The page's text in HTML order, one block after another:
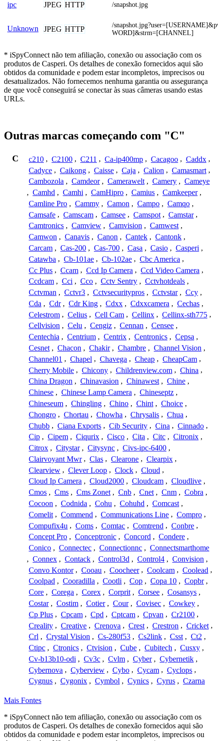
ipc JPEG HTTP /snapshot.jpg
Unknown JPEG HTTP
/
WORD]&strm=[CHANNEL]
* iSpyConnect não tem afiliação, conexão ou associação com os
produtos de Casperi. Os detalhes de conexão fornecidos aqui são
obtidos da comunidade e podem estar incompletos, imprecisos ou
desatualizados. Não fornecemos nenhuma garantia ou assegurança
de que você conseguirá se conectar às suas câmeras usando estas
URLs.
Outras marcas começando com "C"
C c210 , C2100 , C211 , Ca-ip400mp , Cacagoo , Caddx ,
Cadyce , Caikong , Caisse , Caja , Calion , Camasmart ,
Cambozola , Camdeor , Camerawelt , Camery , Cameye
, Camhd , Camhi , CamHipro , Camius , Camkeeper ,
Camline Pro , Cammy , Camon , Campo , Camqo ,
Camsafe , Camscam , Camsee , Camspot , Camstar ,
Camtronics , Camview , Camvision , Camwest ,
Camwon , Canavis , Canon , Cantek , Cantonk ,
Carcam , Cas-200 , Cas-700 , Casa , Casio , Casperi ,
Catawba , Cb-101ae , Cb-102ae , Cbc America ,
Cc Plus , Ccam , Ccd Ip Camera , Ccd Video Camera ,
Ccdcam , Cci , Cco , Cctv Sentry , Cctvhotdeals ,
Cctvman , Cctvr3 , Cctvsecuritypros , Cctvstar , Ccy ,
Cda , Cdr , Cdr King , Cdxx , Cdxxcamera , Cechas ,
Celestrom , Celius , Cell Cam , Cellinx , Cellinx-sth775 ,
Cellvision , Celu , Cengiz , Cennan , Censee ,
Centechia , Centrium , Centrix , Centronics , Cepsa ,
Cesnet , Chacon , Chakir , Chambre , Channel Vision ,
Channel01 , Chapel , Chavega , Cheap , CheapCam ,
Cherry Mobile , Chicony , Childrenview.com , China ,
China Dragon , Chinavasion , Chinawest , Chine ,
Chinese , Chinese Lamp Camera , Chineseptz ,
Chineseum , Chingling , Chino , Chint , Choice ,
Chongro , Chortau , Chowha , Chrysalis , Chua ,
Chubb , Ciana Exports , Cib Security , Cina , Cinnado ,
Cip , Cipem , Ciqurix , Cisco , Cita , Citc , Citronix ,
Citrox , Citystar , Citysync , Civs-ipc-6400 ,
Clairvoyant Mwr , Clas , Clearone , Clearpix ,
Clearview , Clever Loop , Clock , Cloud ,
Cloud Ip Camera , Cloud2000 , Cloudcam , Cloudlive ,
Cmos , Cms , Cms Zonet , Cnb , Cnet , Cnm , Cobra ,
Cocoon , Codnida , Cohu , Cohuhd , Comcast ,
Comelit , Commend , Communications Line , Compro ,
Compufix4u , Coms , Comtac , Comtrend , Conbre ,
Concept Pro , Conceptronic , Concord , Condere ,
Conico , Connectec , Connectionnc , Connectsmarthome
, Connex , Contack , Control3d , Control4 , Convision ,
Convo Kontor , Cooau , Coocheer , Coolcam , Coolead ,
Coolpad , Cooradilla , Cootli , Cop , Copa 10 , Copbr ,
Core , Corega , Corex , Corprit , Corsee , Cosansys ,
Costar , Costim , Cotier , Cour , Covisec , Cowkey ,
Cp Plus , Cpcam , Cpd , Cptcam , Cpvan , Cr2100 ,
Creality , Creative , Crenova , Crest , Crestron , Cricket ,
Crl , Crystal Vision , Cs-280f53 , Cs2link , Csst , Ct2 ,
Ctipc , Ctronics , Ctvision , Cube , Cubitech , Cusxy ,
Cv-b13b10-odi , Cv3c , Cvlm , Cyber , Cybernetik ,
Cybernova , Cyberview , Cybo , Cycam , Cyclops ,
Cygnus , Cygonix , Cymbol , Cynics , Cyrus , Czarna
Mais Fontes
* iSpyConnect não tem afiliação, conexão ou associação com os
produtos de Casperi. Os detalhes de conexão fornecidos aqui são
obtidos da comunidade e podem estar incompletos, imprecisos ou